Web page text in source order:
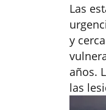
Las
y
años.
las